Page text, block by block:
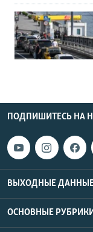
ПОДПИШИТЕСЬ НА
ВЫХОДНЫЕ
ОСНОВНЫЕ РУБРИКИ